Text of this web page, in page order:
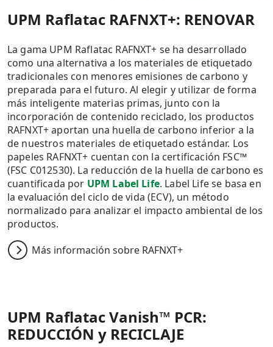
UPM Raflatac RAFNXT+: RENOVAR
La gama UPM Raflatac RAFNXT+ se ha desarrollado
como una alternativa a los materiales de etiquetado
tradicionales con menores emisiones de carbono y
preparada para el futuro. Al elegir y utilizar de forma
más inteligente materias primas, junto con la
incorporación de contenido reciclado, los productos
RAFNXT+ aportan una huella de carbono inferior a la
de nuestros materiales de etiquetado estándar. Los
papeles RAFNXT+ cuentan con la certificación FSC™
(FSC C012530). La reducción de la huella de carbono es
cuantificada por UPM Label Life. Label Life se basa en
la evaluación del ciclo de vida (ECV), un método
normalizado para analizar el impacto ambiental de los
productos.
Más información sobre RAFNXT+
UPM Raflatac Vanish™ PCR:
REDUCCIÓN y RECICLAJE